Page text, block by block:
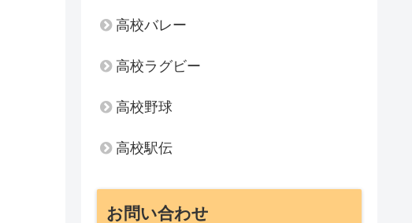
高校バレー
高校ラグビー
高校野球
高校駅伝
お問い合わせ